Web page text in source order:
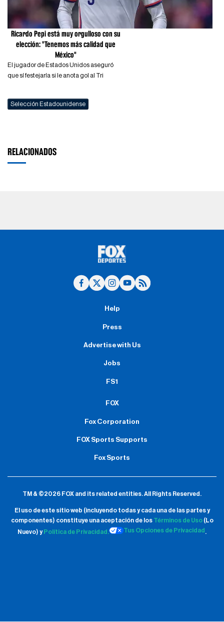
Ricardo Pepi está muy orgulloso con su
elección: "Tenemos más calidad que
México"
El jugador de Estados Unidos aseguró
que sí festejaría si le anota gol al Tri
Selección Estadounidense
RELACIONADOS
Help
Press
Advertise with Us
Jobs
FS1
FOX
Fox Corporation
FOX Sports Supports
Fox Sports
TM & ©2026 FOX and its related entities.All Rights Reserved.
El uso de este sitio web (incluyendo todas y cada una de las partes y
componentes) constituye una aceptación de los Términos de Uso(Lo
Nuevo) y Política de Privacidad. Tus Opciones de Privacidad .